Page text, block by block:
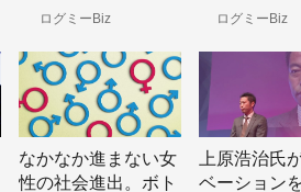
ズレ 女性活躍
ために、必要な“景
色合わせ”
ログミーBiz
ャリアの80
人の共通点
ログミーBiz
なかなか進まない女
性の社会進出。ボト
上原浩治氏
ベーション